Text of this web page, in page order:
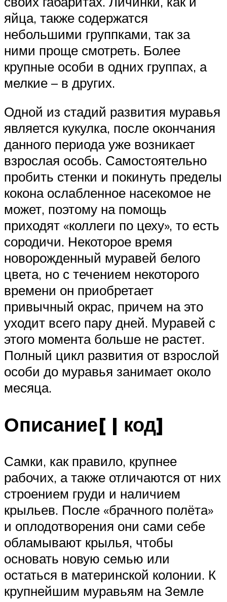
яйца, также содержатся
небольшими группками, так за
ними проще смотреть. Более
крупные особи в одних группах, а
мелкие – в других.
Одной из стадий развития муравья
является кукулка, после окончания
данного периода уже возникает
взрослая особь. Самостоятельно
пробить стенки и покинуть пределы
кокона ослабленное насекомое не
может, поэтому на помощь
приходят «коллеги по цеху», то есть
сородичи. Некоторое время
новорожденный муравей белого
цвета, но с течением некоторого
времени он приобретает
привычный окрас, причем на это
уходит всего пару дней. Муравей с
этого момента больше не растет.
Полный цикл развития от взрослой
особи до муравья занимает около
месяца.
Описание[ | код]
Самки, как правило, крупнее
рабочих, а также отличаются от них
строением груди и наличием
крыльев. После «брачного полёта»
и оплодотворения они сами себе
обламывают крылья, чтобы
основать новую семью или
остаться в материнской колонии. К
крупнейшим муравьям на Земле